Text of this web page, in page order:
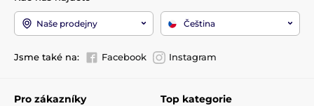
Naše prodejny Čeština
Jsme také na: Facebook Instagram
Pro zákazníky Top kategorie